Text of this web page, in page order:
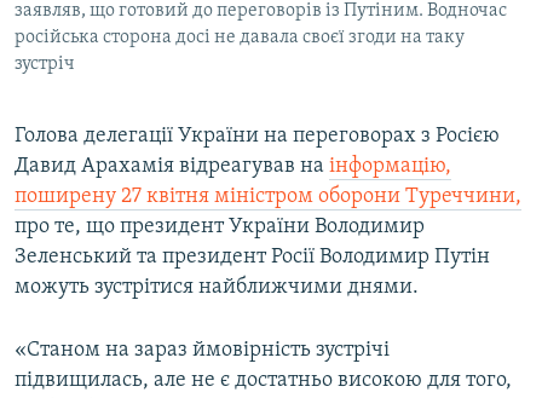
КРИМ РЕАЛІЇ
КТАТ
ДОЛУЧАЙСЯ!
Усі сайти RFE/RL
заявляв, що готовий до переговорів із Путіним. Водночас
російська сторона досі не давала своєї згоди на таку
зустріч
Голова делегації України на переговорах з Росією
Давид Арахамія відреагував на інформацію,
поширену 27 квітня міністром оборони Туреччини,
про те, що президент України Володимир
Зеленський та президент Росії Володимир Путін
можуть зустрітися найближчими днями.
«Станом на зараз ймовірність зустрічі
підвищилась, але не є достатньо високою для того,